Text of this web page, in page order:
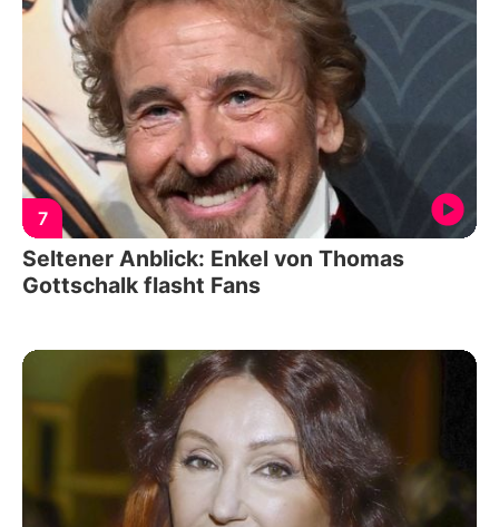
7
Seltener Anblick: Enkel von Thomas
Gottschalk flasht Fans